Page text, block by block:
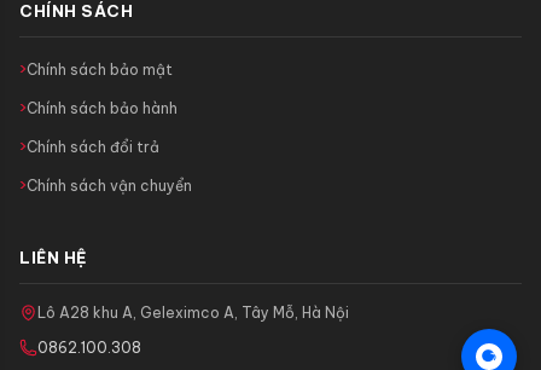
CHÍNH SÁCH
Chính sách bảo mật
Chính sách bảo hành
Chính sách đổi trả
Chính sách vận chuyển
LIÊN HỆ
Lô A28 khu A, Geleximco A, Tây Mỗ, Hà Nội
0862.100.308